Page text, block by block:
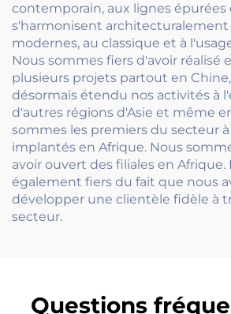
contemporain, aux lignes épurées
s'harmonisent architecturalement
modernes, au classique et à
Nous sommes fiers d'avoir réalisé
plusieurs projets partout en
désormais étendu nos activités à
d'autres régions d'Asie et même
sommes les premiers du secteur
implantés en Afrique. Nous
avoir ouvert des filiales en
également fiers du fait que nous
développer une clientèle fidèle à
secteur.
Questions